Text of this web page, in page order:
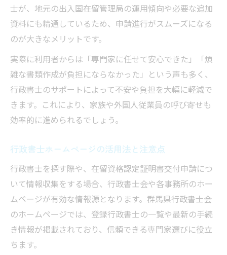
士が、地元の出入国在留管理局の運用傾向や必要な追加
資料にも精通しているため、申請進行がスムーズになる
のが大きなメリットです。
実際に利用者からは「専門家に任せて安心できた」「煩
雑な書類作成が負担にならなかった」という声も多く、
行政書士のサポートによって不安や負担を大幅に軽減で
きます。これにより、家族や外国人従業員の呼び寄せも
効率的に進められるでしょう。
行政書士ホームページの活用法と注意点
行政書士を探す際や、在留資格認定証明書交付申請につ
いて情報収集をする場合、行政書士会や各事務所のホー
ムページが有効な情報源となります。群馬県行政書士会
のホームページでは、登録行政書士の一覧や最新の手続
き情報が掲載されており、信頼できる専門家選びに役立
ちます。